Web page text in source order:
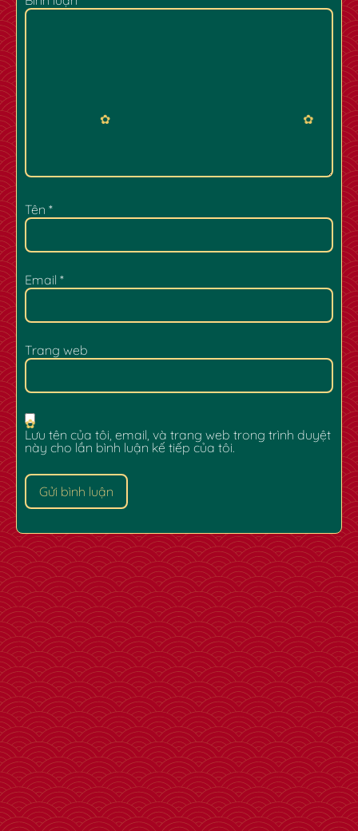
Tên *
Email *
Trang web
Lưu tên của tôi, email, và trang web trong trình duyệt
này cho lần bình luận kế tiếp của tôi.
✿